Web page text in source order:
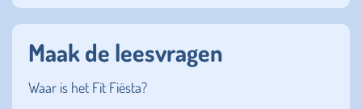
Maak de leesvragen
Waar is het Fit Fiësta?